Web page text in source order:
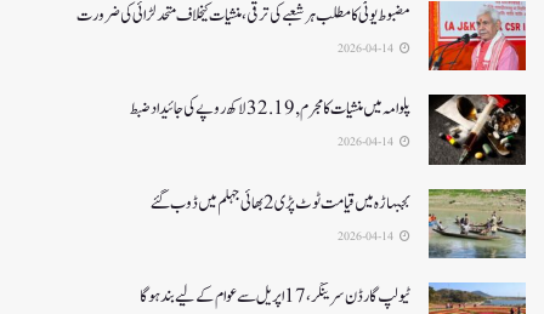
مضبوط یوٹی کا مطلب ہر شعبے کی ترقی، منشیات کیخلاف متحد لڑائی کی ضرورت
پلوامہ میں منشیات کا مجرم , 32.19 لاکھ روپے کی جائیداد ضبط
بجبہاڑہ میں قیامت ٹوٹ پڑی2بھائی جہلم میں ڈوب گئے
ٹیولپ گارڈن سرینگر، 17 اپریل سے عوام کے لیے بند ہو گا